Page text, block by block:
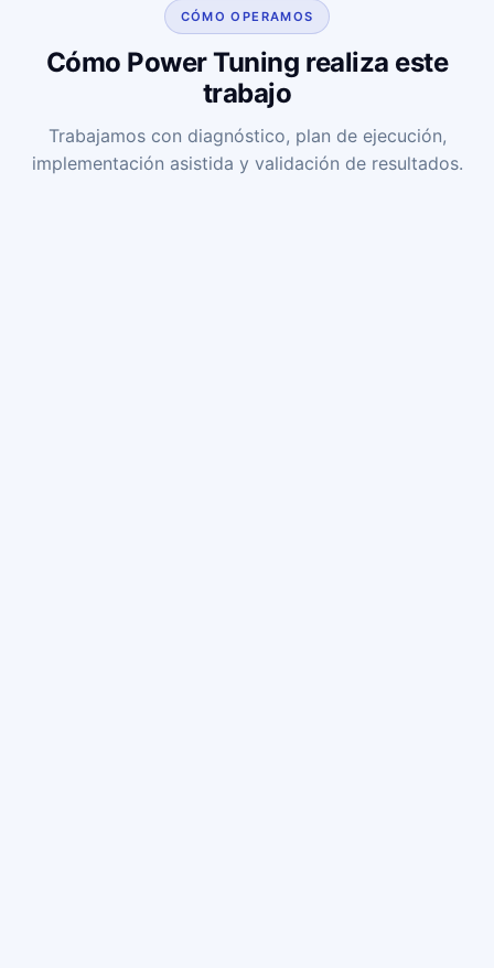
CÓMO OPERAMOS
Cómo Power Tuning realiza este
trabajo
Trabajamos con diagnóstico, plan de ejecución,
implementación asistida y validación de resultados.